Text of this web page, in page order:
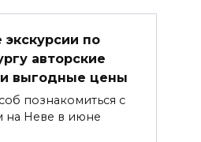
экскурсии по
авторские
выгодные цены
познакомиться с
на Неве в июне